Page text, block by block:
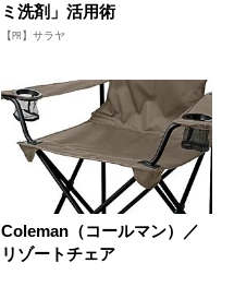
ミ洗剤」活用術
【PR】サラヤ
Coleman（コールマン）／
リゾートチェア